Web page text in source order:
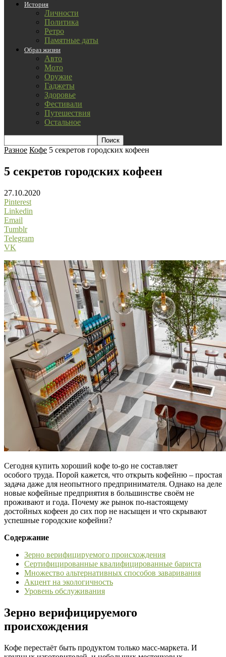
История
Личности
Политика
Ретро
Памятные даты
Образ жизни
Авто
Мото
Оружие
Гаджеты
Здоровье
Фестивали
Путешествия
Остальное
Разное Кофе 5 секретов городских кофеен
5 секретов городских кофеен
27.10.2020
Pinterest
Linkedin
Email
Tumblr
Telegram
VK
Сегодня купить хороший кофе to-go не составляет
особого труда. Порой кажется, что открыть кофейню – простая
задача даже для неопытного предпринимателя. Однако на деле
новые кофейные предприятия в большинстве своём не
проживают и года. Почему же рынок по-настоящему
достойных кофеен до сих пор не насыщен и что скрывают
успешные городские кофейни?
Содержание
Зерно верифицируемого происхождения
Сертифицированные квалифицированные бариста
Множество альтернативных способов заваривания
Акцент на экологичность
Уровень обслуживания
Зерно верифицируемого
происхождения
Кофе перестаёт быть продуктом только масс-маркета. И